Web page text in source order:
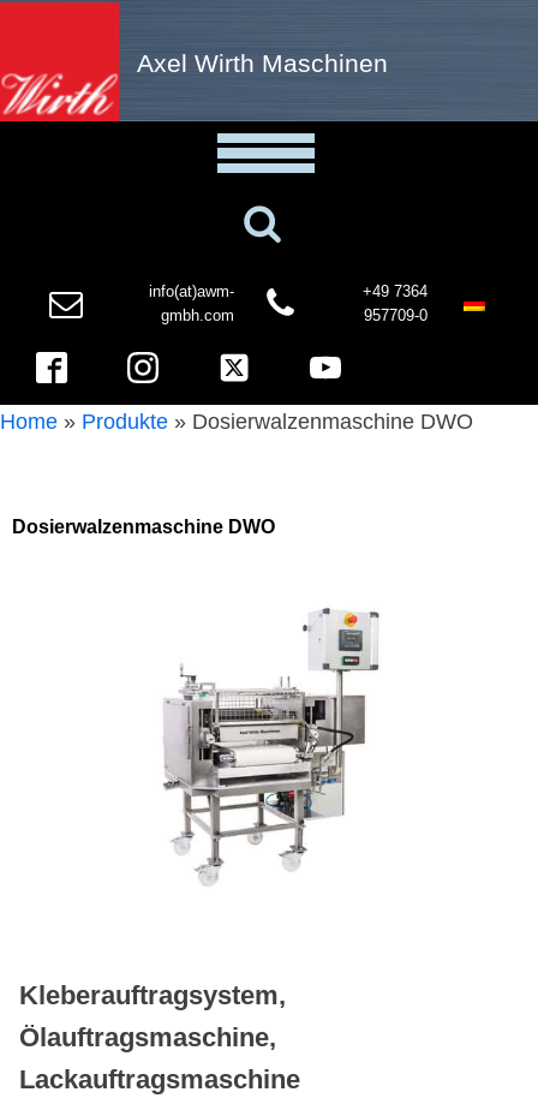
Axel Wirth Maschinen
info(at)awm-
gmbh.com
+49 7364
957709-0
Home » Produkte » Dosierwalzenmaschine DWO
Dosierwalzenmaschine DWO
Kleberauftragsystem,
Ölauftragsmaschine,
Lackauftragsmaschine